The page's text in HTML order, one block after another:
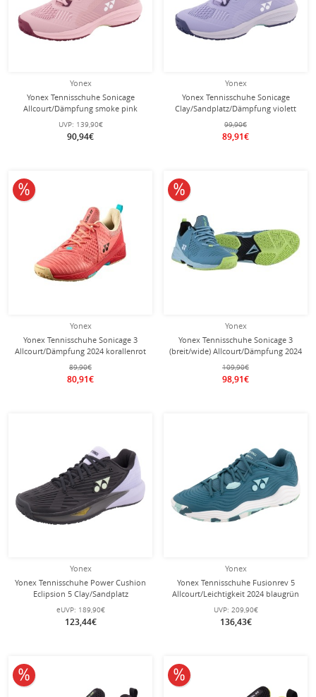
Yonex
Yonex Tennisschuhe Sonicage
Allcourt/Dämpfung smoke pink
Damen
UVP: 139,90€
90,94€
Yonex
Yonex Tennisschuhe Sonicage
Clay/Sandplatz/Dämpfung violett
Damen
99,90€
89,91€
Yonex
Yonex Tennisschuhe Sonicage 3
Allcourt/Dämpfung 2024 korallenrot
Herren
89,90€
80,91€
10% reduziert
Yonex
Yonex Tennisschuhe Sonicage 3
(breit/wide) Allcourt/Dämpfung 2024
smokeblau Herren
109,90€
98,91€
10% reduziert
Yonex
Yonex Tennisschuhe Power Cushion
Eclipsion 5 Clay/Sandplatz
(Stabilität) 2024 schwarz/violett
Herren
eUVP: 189,90€
123,44€
Yonex
Yonex Tennisschuhe Fusionrev 5
Allcourt/Leichtigkeit 2024 blaugrün
Herren
UVP: 209,90€
136,43€
10% reduziert 10% reduziert